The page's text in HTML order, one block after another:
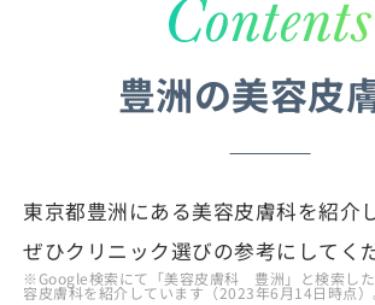
豊洲の美容皮
東京都豊洲にある美容皮膚科を紹介
ぜひクリニック選びの参考にしてく
※Google検索にて「美容皮膚科 豊洲」と検索し
容皮膚科を紹介しています（2023年6月14日時点）